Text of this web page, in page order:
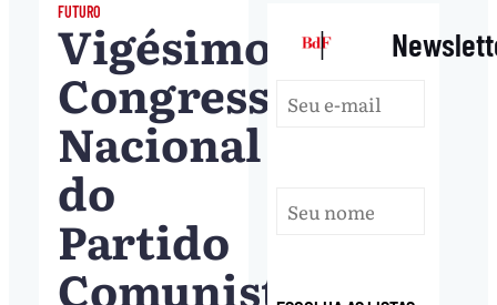
FUTURO
Vigésimo
Congresso
Nacional
do
Partido
Comunista
|